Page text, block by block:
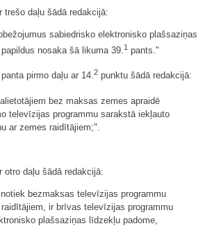
trešo daļu šādā redakcijā:
sabiedrisko elektronisko plašsaziņas
nosaka šā likuma 39.1 pants."
pirmo daļu ar 14.2 punktu šādā redakcijā:
bez maksas zemes apraidē
televīzijas programmu sarakstā iekļauto
ar zemes raidītājiem;".
otro daļu šādā redakcijā:
bezmaksas televīzijas programmu
ir brīvas televīzijas programmu
plašsaziņas līdzekļu padome,